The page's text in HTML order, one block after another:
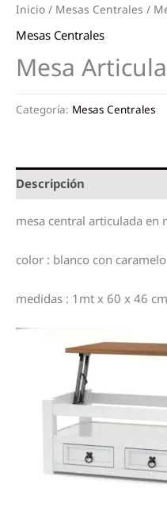
Inicio / Mesas Centrales /
Mesas Centrales
Mesa
Categoría: Mesas Centrales
Descripción
mesa central articulada en
color : blanco con caramelo
medidas : 1mt x 60 x 46